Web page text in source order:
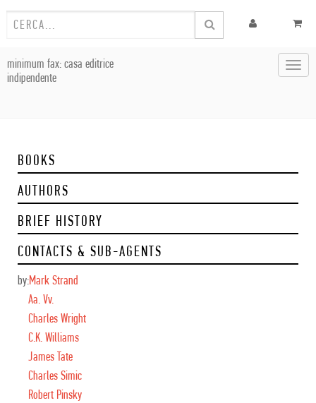
minimum fax: casa editrice
indipendente
BOOKS
AUTHORS
BRIEF HISTORY
CONTACTS & SUB-AGENTS
by:Mark Strand
Aa. Vv.
Charles Wright
C.K. Williams
James Tate
Charles Simic
Robert Pinsky